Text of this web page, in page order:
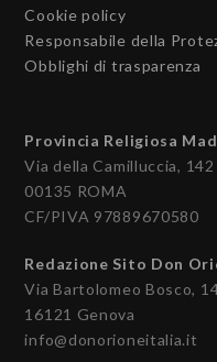
Cookie policy
Responsabile della
Obblighi di trasparenza
Provincia Religiosa
Via della Camilluccia, 142
00135 ROMA
CF/PIVA 97889670580
Redazione Sito Don
Via Bartolomeo Bosco,
16121 Genova
info@donorioneitalia.it